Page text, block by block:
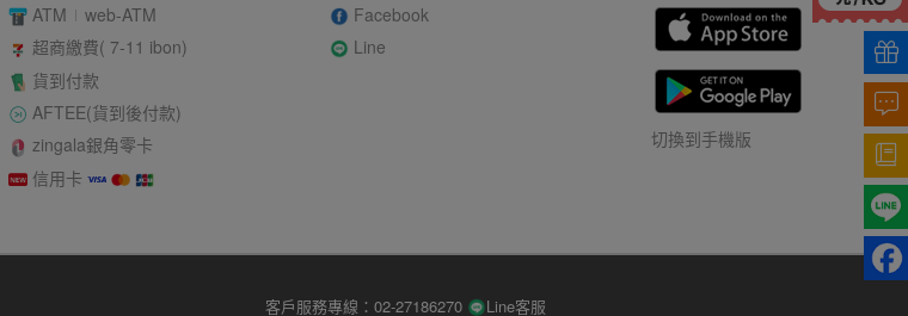
ATM
web-ATM
超商繳費( 7-11 ibon)
貨到付款
AFTEE(貨到後付款)
zingala銀角零卡
信用卡
Facebook
Line
切換到手機版
客戶服務專線：02-27186270 Line客服